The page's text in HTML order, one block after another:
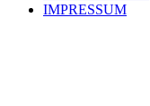
IMPRESSUM